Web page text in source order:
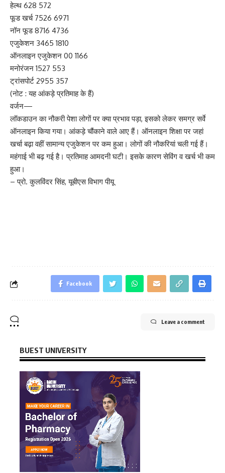
हेल्थ 628 572
फूड खर्च 7526 6971
नॉन फूड 8716 4736
एजुकेशन 3465 1810
ऑनलाइन एजुकेशन 00 1166
मनोरंजन 1527 553
ट्रांसपोर्ट 2955 357
(नोट : यह आंकड़े प्रतिमाह के हैं)
वर्जन—
लॉकडाउन का नौकरी पेशा लोगों पर क्या प्रभाव पड़ा, इसको लेकर समग्र सर्वे
ऑनलाइन किया गया। आंकड़े चौंकाने वाले आए हैं। ऑनलाइन शिक्षा पर जहां
खर्चा बढ़ा वहीं सामान्य एजुकेशन पर कम हुआ। लोगों की नौकरियां चली गई हैं।
महंगाई भी बढ़ गई है। प्रतिमाह आमदनी घटी। इसके कारण सेविंग व खर्च भी कम
हुआ।
– प्रो. कुलविंदर सिंह, यूबीएस विभाग पीयू
Facebook
Leave a comment
BUEST UNIVERSITY